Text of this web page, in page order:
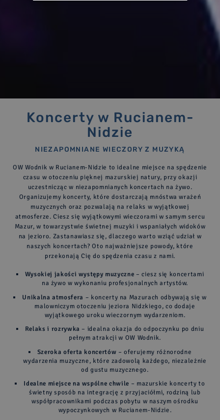
Koncerty w Rucianem-
Nidzie
NIEZAPOMNIANE WIECZORY Z MUZYKĄ
OW Wodnik w Rucianem-Nidzie to idealne miejsce na spędzenie
czasu w otoczeniu pięknej mazurskiej natury, przy okazji
uczestnicząc w niezapomnianych koncertach na żywo.
Organizujemy koncerty, które dostarczają mnóstwa wrażeń
muzycznych oraz pozwalają na relaks w wyjątkowej
atmosferze. Ciesz się wyjątkowymi wieczorami w samym sercu
Mazur, w towarzystwie świetnej muzyki i wspaniałych widoków
na jezioro. Zastanawiasz się, dlaczego warto wziąć udział w
naszych koncertach? Oto najważniejsze powody, które
przekonają Cię do spędzenia czasu z nami.
Wysokiej jakości występy muzyczne – ciesz się koncertami
na żywo w wykonaniu profesjonalnych artystów.
Unikalna atmosfera – koncerty na Mazurach odbywają się w
malowniczym otoczeniu jeziora Nidzkiego, co dodaje
wyjątkowego uroku wieczornym wydarzeniom.
Relaks i rozrywka – idealna okazja do odpoczynku po dniu
pełnym atrakcji w OW Wodnik.
Szeroka oferta koncertów – oferujemy różnorodne
wydarzenia muzyczne, które zadowolą każdego, niezależnie
od gustu muzycznego.
Idealne miejsce na wspólne chwile – mazurskie koncerty to
świetny sposób na integrację z przyjaciółmi, rodziną lub
współpracownikami podczas pobytu w naszym ośrodku
wypoczynkowych w Rucianem-Nidzie.